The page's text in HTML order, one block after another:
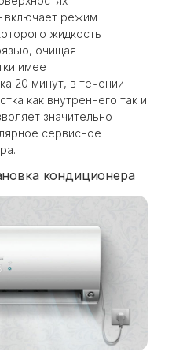
включает режим
жидкость
очищая
имеет
20 минут, в течении
как внутреннего так и
значительно
сервисное
кондиционера